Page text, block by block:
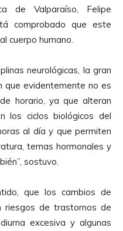
de Valparaíso, Felipe
comprobado que este
cuerpo humano.
neurológicas, la gran
que evidentemente no es
horario, ya que alteran
los ciclos biológicos del
al día y que permiten
temas hormonales y
sostuvo.
que los cambios de
riesgos de trastornos de
excesiva y algunas